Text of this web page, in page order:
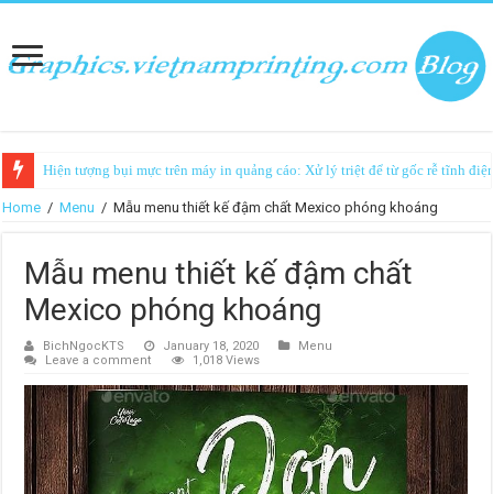
Hiện tượng bụi mực trên máy in quảng cáo: Xử lý triệt để từ gốc rễ tĩnh
Home / Menu / Mẫu menu thiết kế đậm chất Mexico phóng khoáng
Mẫu menu thiết kế đậm chất
Mexico phóng khoáng
BichNgocKTS January 18, 2020
Menu
Leave a comment
1,018 Views